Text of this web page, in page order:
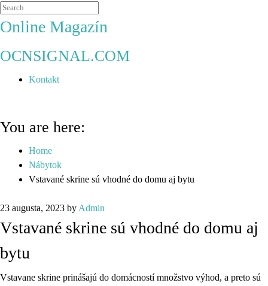
Online Magazín
OCNSIGNAL.COM
Kontakt
You are here:
Home
Nábytok
Vstavané skrine sú vhodné do domu aj bytu
23 augusta, 2023 by Admin
Vstavané skrine sú vhodné do domu aj
bytu
Vstavane skrine prinášajú do domácností množstvo výhod, a preto sú